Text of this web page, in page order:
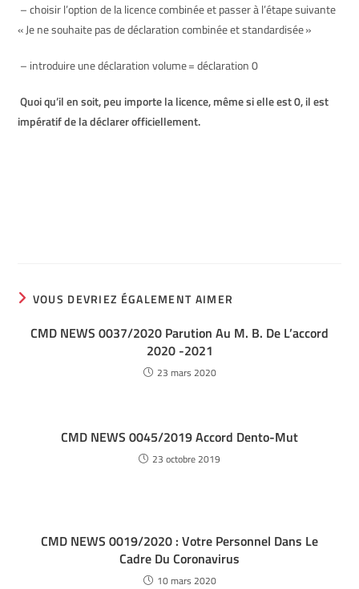
– choisir l’option de la licence combinée et passer à l’étape suivante
« Je ne souhaite pas dedéclaration combinée et standardisée »
– introduire une déclaration volume = déclaration 0
Quoi qu’il en soit, peu importe la licence, même si elle est 0, il est
impératif de la déclarer officiellement.
VOUS DEVRIEZ ÉGALEMENT AIMER
CMD NEWS 0037/2020 Parution Au M. B. De L’accord
2020 -2021
23 mars 2020
CMD NEWS 0045/2019 Accord Dento-Mut
23 octobre 2019
CMD NEWS 0019/2020 : Votre Personnel Dans Le
Cadre Du Coronavirus
10 mars 2020